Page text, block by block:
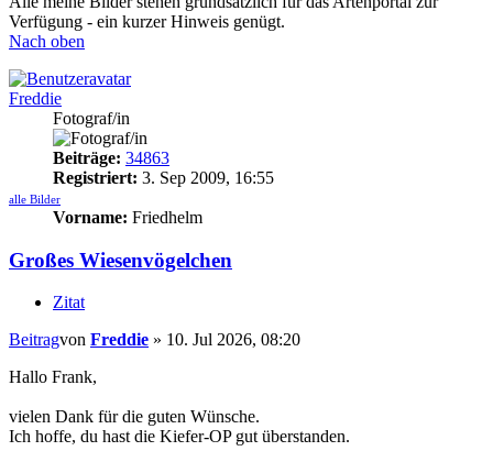
Verfügung - ein kurzer Hinweis genügt.
Nach oben
Freddie
Fotograf/in
Beiträge: 34863
Registriert: 3. Sep 2009, 16:55
alle Bilder
Vorname: Friedhelm
Großes Wiesenvögelchen
Zitat
Beitragvon Freddie » 10. Jul 2026, 08:20
Hallo Frank,
vielen Dank für die guten Wünsche.
Ich hoffe, du hast die Kiefer-OP gut überstanden.